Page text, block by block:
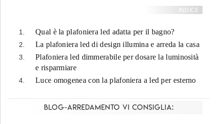
INDICE:
Qual è la plafoniera led adatta per il bagno?
La plafoniera led di design illumina e arreda la casa
Plafoniera led dimmerabile per dosare la luminosità
e risparmiare
Luce omogenea con la plafoniera a led per esterno
Blog-Arredamento vi consiglia: